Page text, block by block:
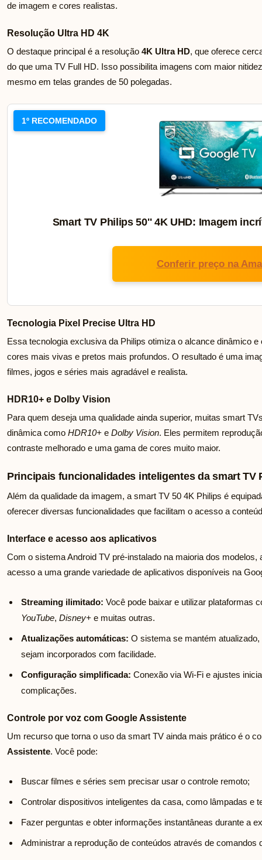
de imagem e cores realistas.
Resolução Ultra HD 4K
O destaque principal é a resolução 4K Ultra HD, que oferece
do que uma TV Full HD. Isso possibilita imagens com maior
mesmo em telas grandes de 50 polegadas.
1º RECOMENDADO
Smart TV Philips 50'' 4K UHD: Imagem
Conferir preço na
Tecnologia Pixel Precise Ultra HD
Essa tecnologia exclusiva da Philips otimiza o alcance dinâmico
cores mais vivas e pretos mais profundos. O resultado é uma
filmes, jogos e séries mais agradável e realista.
HDR10+ e Dolby Vision
Para quem deseja uma qualidade ainda superior, muitas smart
dinâmica como HDR10+ e Dolby Vision. Eles permitem
contraste melhorado e uma gama de cores muito maior.
Principais funcionalidades inteligentes da smart TV
Além da qualidade da imagem, a smart TV 50 4K Philips é
oferecer diversas funcionalidades que facilitam o acesso a
Interface e acesso aos aplicativos
Com o sistema Android TV pré-instalado na maioria dos modelos,
acesso a uma grande variedade de aplicativos disponíveis na
Streaming ilimitado: Você pode baixar e utilizar plataformas
YouTube, Disney+ e muitas outras.
Atualizações automáticas: O sistema se mantém
sejam incorporados com facilidade.
Configuração simplificada: Conexão via Wi-Fi e ajustes
complicações.
Controle por voz com Google Assistente
Um recurso que torna o uso da smart TV ainda mais prático é o
Assistente. Você pode:
Buscar filmes e séries sem precisar usar o controle remoto;
Controlar dispositivos inteligentes da casa, como lâmpadas e
Fazer perguntas e obter informações instantâneas durante a
Administrar a reprodução de conteúdos através de comandos